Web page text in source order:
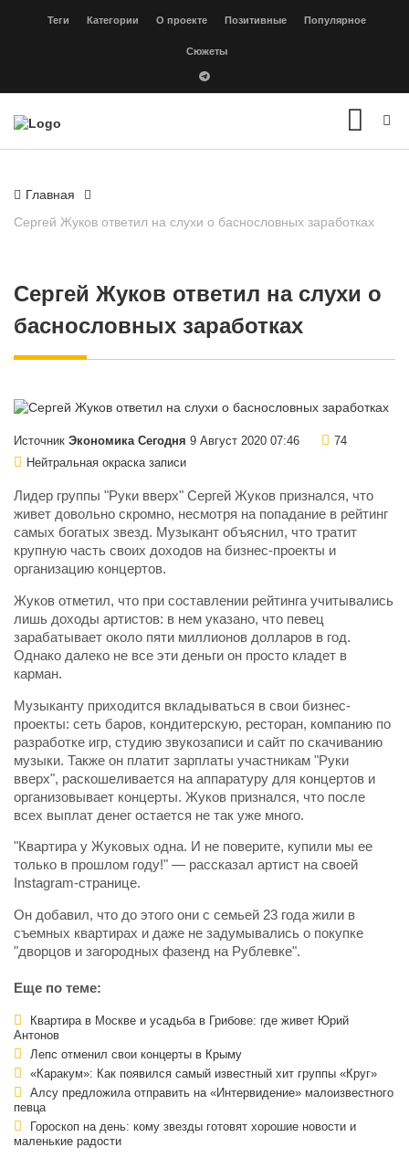
Теги Категории О проекте Позитивные Популярное
Сюжеты
Главная
Сергей Жуков ответил на слухи о баснословных заработках
Сергей Жуков ответил на слухи о
баснословных заработках
Источник Экономика Сегодня 9 Август 2020 07:46
74
Нейтральная окраска записи
Лидер группы "Руки вверх" Сергей Жуков признался, что
живет довольно скромно, несмотря на попадание в рейтинг
самых богатых звезд. Музыкант объяснил, что тратит
крупную часть своих доходов на бизнес-проекты и
организацию концертов.
Жуков отметил, что при составлении рейтинга учитывались
лишь доходы артистов: в нем указано, что певец
зарабатывает около пяти миллионов долларов в год.
Однако далеко не все эти деньги он просто кладет в
карман.
Музыканту приходится вкладываться в свои бизнес-
проекты: сеть баров, кондитерскую, ресторан, компанию по
разработке игр, студию звукозаписи и сайт по скачиванию
музыки. Также он платит зарплаты участникам "Руки
вверх", раскошеливается на аппаратуру для концертов и
организовывает концерты. Жуков признался, что после
всех выплат денег остается не так уже много.
"Квартира у Жуковых одна. И не поверите, купили мы ее
только в прошлом году!" — рассказал артист на своей
Instagram-странице.
Он добавил, что до этого они с семьей 23 года жили в
съемных квартирах и даже не задумывались о покупке
"дворцов и загородных фазенд на Рублевке".
Еще по теме:
Квартира в Москве и усадьба в Грибове: где живет Юрий
Антонов
Лепс отменил свои концерты в Крыму
«Каракум»: Как появился самый известный хит группы «Круг»
Алсу предложила отправить на «Интервидение» малоизвестного
певца
Гороскоп на день: кому звезды готовят хорошие новости и
маленькие радости